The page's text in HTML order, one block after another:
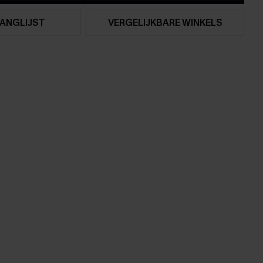
VERGELIJKBARE WINKELS